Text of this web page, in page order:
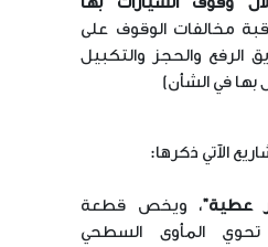
مخالفات الوقوف على
الرفع والحجز والتكبيل
بها في الشأن)
الآتي ذكرها:
عطية"، ويخص قطعة
تحوي المأوى السطحي